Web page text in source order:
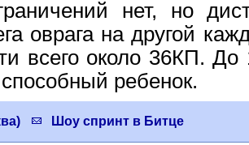
нет, но
оврага на другой
всего около 36КП.
ребенок.
Шоу спринт в Битце